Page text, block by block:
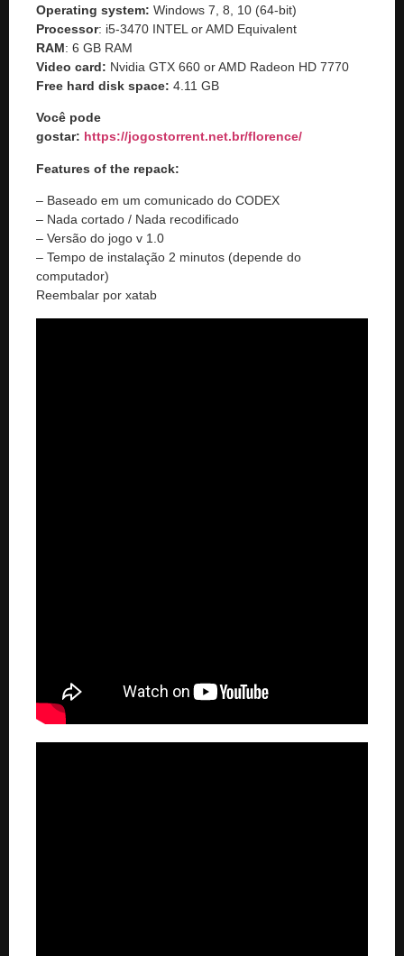
Operating system: Windows 7, 8, 10 (64-bit)
Processor: i5-3470 INTEL or AMD Equivalent
RAM: 6 GB RAM
Video card: Nvidia GTX 660 or AMD Radeon HD 7770
Free hard disk space: 4.11 GB
Você pode
gostar: https://jogostorrent.net.br/florence/
Features of the repack:
– Baseado em um comunicado do CODEX
– Nada cortado / Nada recodificado
– Versão do jogo v 1.0
– Tempo de instalação 2 minutos (depende do
computador)
Reembalar por xatab